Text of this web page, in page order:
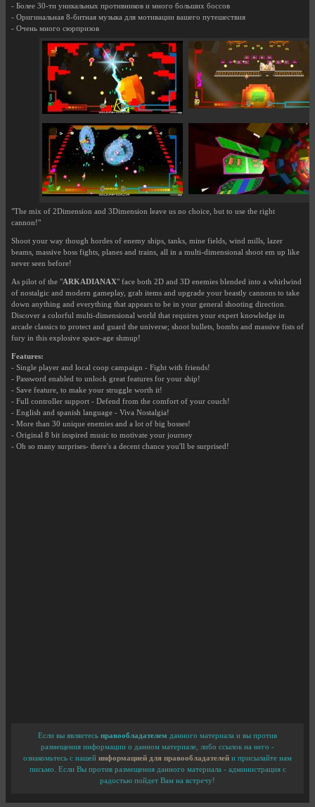
- Более 30-ти уникальных противников и много больших боссов
- Оригинальная 8-битная музыка для мотивации вашего путешествия
- Очень много сюрпризов
"The mix of 2Dimension and 3Dimension leave us no choice, but to use the right
cannon!"
Shoot your way though hordes of enemy ships, tanks, mine fields, wind mills, lazer
beams, massive boss fights, planes and trains, all in a multi-dimensional shoot em up like
never seen before!
As pilot of the "ARKADIANAX" face both 2D and 3D enemies blended into a whirlwind
of nostalgic and modern gameplay, grab items and upgrade your beastly cannons to take
down anything and everything that appears to be in your general shooting direction.
Discover a colorful multi-dimensional world that requires your expert knowledge in
arcade classics to protect and guard the universe; shoot bullets, bombs and massive fists of
fury in this explosive space-age shmup!
Features:
- Single player and local coop campaign - Fight with friends!
- Password enabled to unlock great features for your ship!
- Save feature, to make your struggle worth it!
- Full controller support - Defend from the comfort of your couch!
- English and spanish language - Viva Nostalgia!
- More than 30 unique enemies and a lot of big bosses!
- Original 8 bit inspired music to motivate your journey
- Oh so many surprises- there's a decent chance you'll be surprised!
Если вы являетесь правообладателем данного материала и вы против
размещения информации о данном материале, либо ссылок на него -
ознакомьтесь с нашей информацией для правообладателей и присылайте нам
письмо. Если Вы против размещения данного материала - администрация с
радостью пойдет Вам на встречу!